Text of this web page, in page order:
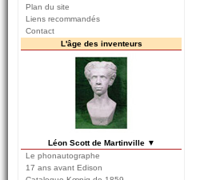
Plan du site
Liens recommandés
Contact
L'âge des inventeurs
Léon Scott de Martinville ▼
Le phonautographe
17 ans avant Edison